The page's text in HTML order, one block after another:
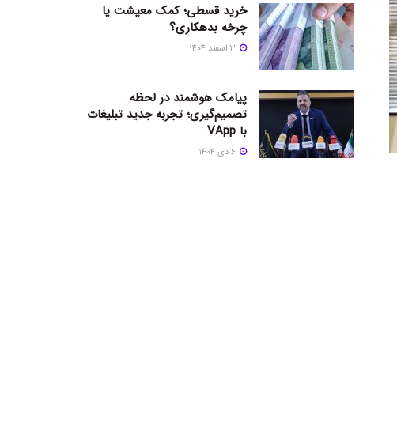
خرید قسطی؛ کمک معیشت یا
چرخه بدهکاری؟
پیامک هوشمند در لحظه
تصمیم‌گیری؛ تجربه جدید تبلیغات
با VApp